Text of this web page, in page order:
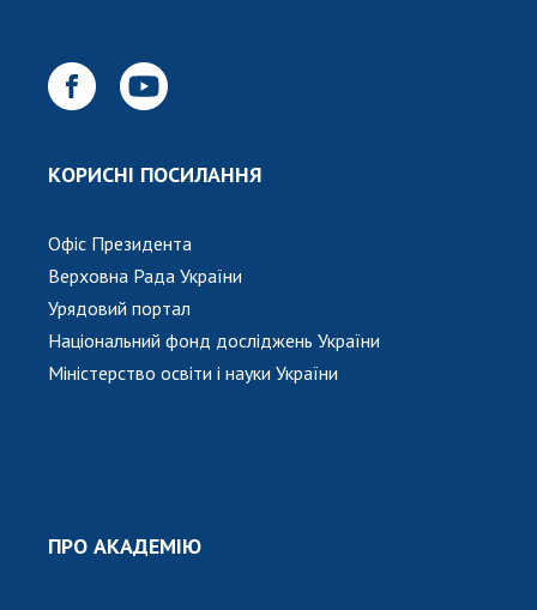
Відкрита наука в НАН України
Підготовка наукових кадрів
МІЖНАРОДНЕ СПІВРОБІТНИЦТВО
Членство в міжнародних організаціях
Міжнародні угоди
Міжнародні програми та конкурси
Бланки документів
КОРИСНІ ПОСИЛАННЯ
Офіс Президента
Верховна Рада України
Урядовий портал
Національний фонд досліджень України
Міністерство освіти і науки України
ПРО АКАДЕМІЮ